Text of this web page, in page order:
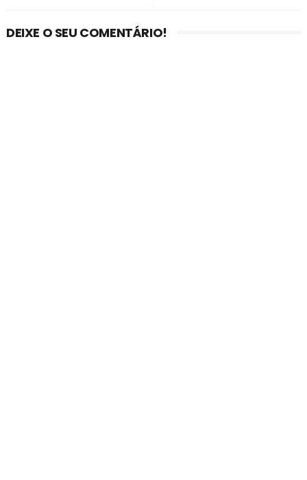
DEIXE O SEU COMENTÁRIO!